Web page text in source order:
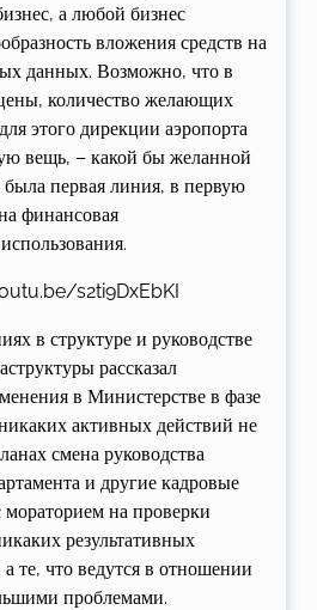
а любой бизнес
вложения средств на
данных. Возможно, что в
количество желающих
этого дирекции аэропорта
вещь, – какой бы желанной
была первая линия, в первую
финансовая
s2ti9DxEbKI
в структуре и руководстве
рассказал
в Министерстве в фазе
активных действий не
смена руководства
и другие кадровые
мораторием на проверки
результативных
а те, что ведутся в отношении
проблемами.